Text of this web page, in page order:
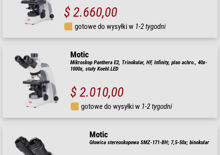
$ 2.660,00
gotowe do wysyłki w 1-2 tygodni
Motic
Mikroskop Panthera E2, Trinokular, HF, Infinity, plan achro., 40x-
1000x, stały Koehl.LED
$ 2.010,00
gotowe do wysyłki w 1-2 tygodni
Motic
Głowica stereoskopowa SMZ-171-BH; 7,5-50x; binokular